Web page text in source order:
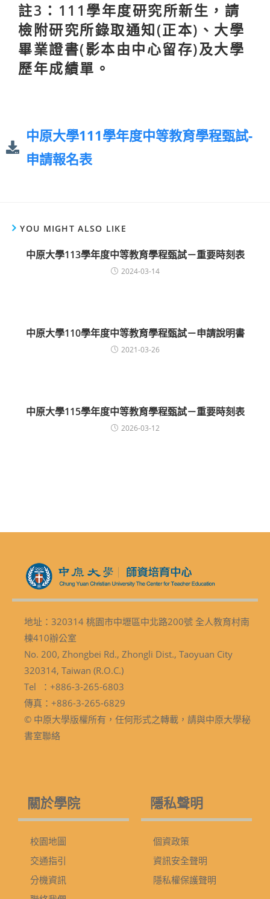
註3：111學年度研究所新生，請
檢附研究所錄取通知(正本)、大學
畢業證書(影本由中心留存)及大學
歷年成績單。
中原大學111學年度中等教育學程甄試-
申請報名表
YOU MIGHT ALSO LIKE
中原大學113學年度中等教育學程甄試－重要時刻表
2024-03-14
中原大學110學年度中等教育學程甄試－申請說明書
2021-03-26
中原大學115學年度中等教育學程甄試－重要時刻表
2026-03-12
地址：320314 桃園市中壢區中北路200號 全人教育村南
棟410辦公室
No. 200, Zhongbei Rd., Zhongli Dist., Taoyuan City
320314, Taiwan (R.O.C.)
Tel ：+886-3-265-6803
傳真：+886-3-265-6829
© 中原大學版權所有，任何形式之轉載，請與中原大學秘
書室聯絡
關於學院
校園地圖
交通指引
分機資訊
隱私聲明
個資政策
資訊安全聲明
隱私權保護聲明